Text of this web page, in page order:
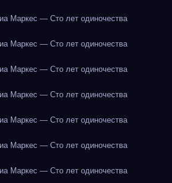
Маркес — Сто лет одиночества
Маркес — Сто лет одиночества
Маркес — Сто лет одиночества
Маркес — Сто лет одиночества
Маркес — Сто лет одиночества
Маркес — Сто лет одиночества
Маркес — Сто лет одиночества